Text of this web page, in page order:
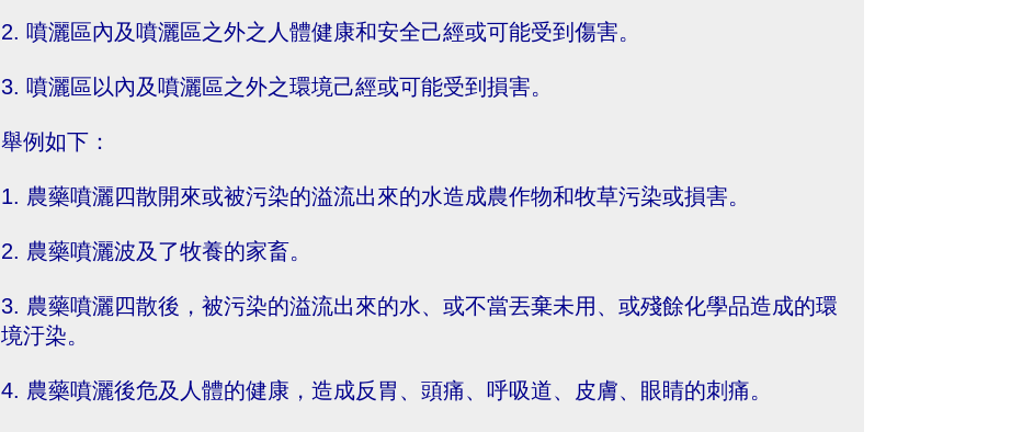
2. 噴灑區內及噴灑區之外之人體健康和安全己經或可能受到傷害。
3. 噴灑區以內及噴灑區之外之環境己經或可能受到損害。
舉例如下：
1. 農藥噴灑四散開來或被污染的溢流出來的水造成農作物和牧草污染或損害。
2. 農藥噴灑波及了牧養的家畜。
3. 農藥噴灑四散後，被污染的溢流出來的水、或不當丟棄未用、或殘餘化學品造成的環
境汙染。
4. 農藥噴灑後危及人體的健康，造成反胃、頭痛、呼吸道、皮膚、眼睛的刺痛。